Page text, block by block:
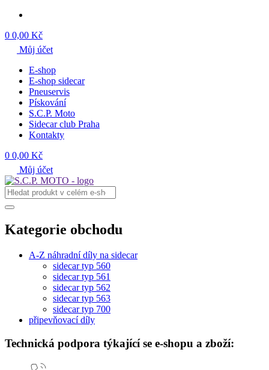
0 0,00 Kč
Můj účet
E-shop
E-shop sidecar
Pneuservis
Pískování
S.C.P. Moto
Sidecar club Praha
Kontakty
0 0,00 Kč
Můj účet
Kategorie obchodu
A-Z náhradní díly na sidecar
sidecar typ 560
sidecar typ 561
sidecar typ 562
sidecar typ 563
sidecar typ 700
připevňovací díly
Technická podpora týkající se e-shopu a zboží: